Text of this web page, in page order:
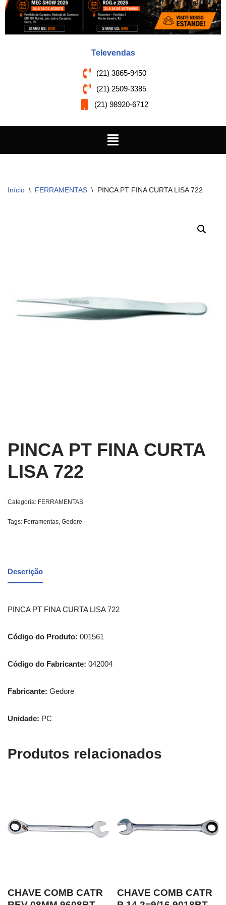
Televendas
(21) 3865-9450
(21) 2509-3385
(21) 98920-6712
Início \ FERRAMENTAS \ PINCA PT FINA CURTA LISA 722
PINCA PT FINA CURTA
LISA 722
Categoria: FERRAMENTAS
Tags: Ferramentas Gedore
Descrição
PINCA PT FINA CURTA LISA 722
Código do Produto: 001561
Código do Fabricante: 042004
Fabricante: Gedore
Unidade: PC
Produtos relacionados
CHAVE COMB CATR
CHAVE COMB CATR